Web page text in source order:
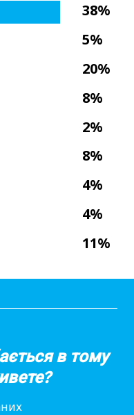
38%
5%
20%
8%
2%
8%
4%
4%
11%
в тому